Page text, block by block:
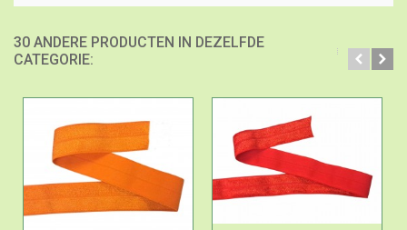
30 ANDERE PRODUCTEN IN DEZELFDE
CATEGORIE: